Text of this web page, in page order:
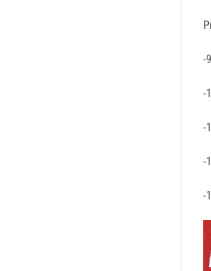
-
-
-
-
-